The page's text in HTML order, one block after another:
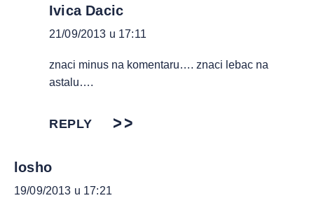
Ivica Dacic
21/09/2013 u 17:11
znaci minus na komentaru…. znaci lebac na
astalu….
REPLY
losho
19/09/2013 u 17:21